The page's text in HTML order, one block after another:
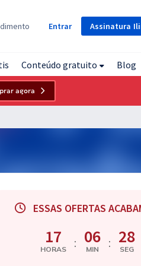
Assinatura
Entrar
Conteúdo gratuito Blog
agora
ESSAS OFERTAS
17
HORAS : 06
MIN : 27
SEG